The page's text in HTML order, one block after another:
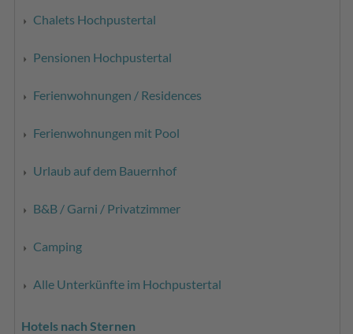
Chalets Hochpustertal
Pensionen Hochpustertal
Ferienwohnungen / Residences
Ferienwohnungen mit Pool
Urlaub auf dem Bauernhof
B&B / Garni / Privatzimmer
Camping
Alle Unterkünfte im Hochpustertal
Hotels nach Sternen